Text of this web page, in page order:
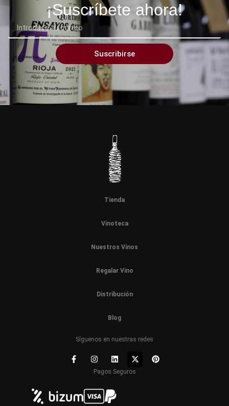
¡Suscríbete ahora!
Suscribirse
Tienda
Vinoteca
Nuestros Vinos
Regalar Vino
Distribución
Blog
Síguenos en nuestras redes
Pagos Seguros